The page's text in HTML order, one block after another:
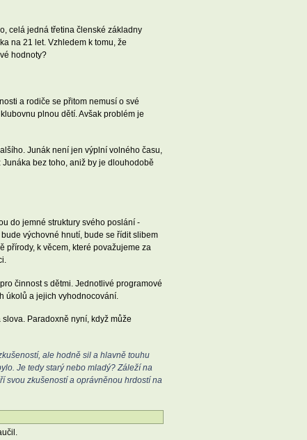
celá jedná třetina členské základny
na 21 let. Vzhledem k tomu, že
hodnoty?
a rodiče se přitom nemusí o své
plnou dětí. Avšak problém je
Junák není jen výplní volného času,
bez toho, aniž by je dlouhodobě
do jemné struktury svého poslání -
výchovné hnutí, bude se řídit slibem
přírody, k věcem, které považujeme za
činnost s dětmi. Jednotlivé programové
úkolů a jejich vyhodnocování.
Paradoxně nyní, když může
ale hodně sil a hlavně touhu
Je tedy starý nebo mladý? Záleží na
svou zkušeností a oprávněnou hrdostí na